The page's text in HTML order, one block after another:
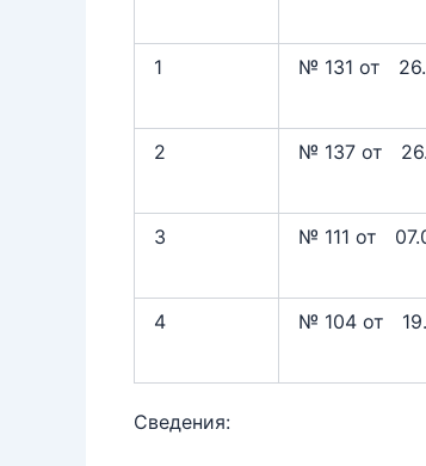
1 № 131 от
2 № 137 от
3 № 111 от
4 № 104 от
Сведения: